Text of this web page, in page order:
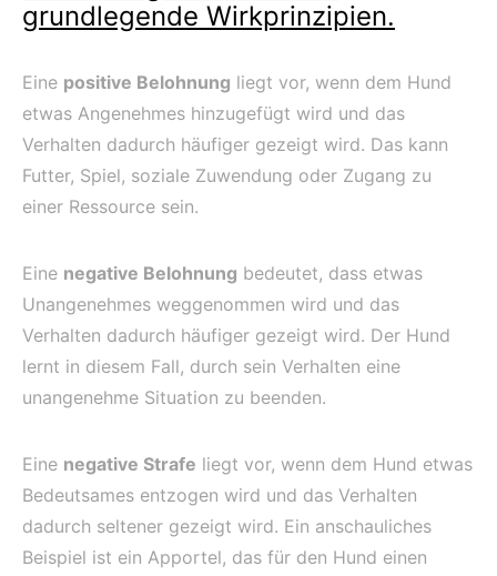
grundlegende Wirkprinzipien.
Eine positive Belohnung liegt vor, wenn dem Hund
etwas Angenehmes hinzugefügt wird und das
Verhalten dadurch häufiger gezeigt wird. Das kann
Futter, Spiel, soziale Zuwendung oder Zugang zu
einer Ressource sein.
Eine negative Belohnung bedeutet, dass etwas
Unangenehmes weggenommen wird und das
Verhalten dadurch häufiger gezeigt wird. Der Hund
lernt in diesem Fall, durch sein Verhalten eine
unangenehme Situation zu beenden.
Eine negative Strafe liegt vor, wenn dem Hund etwas
Bedeutsames entzogen wird und das Verhalten
dadurch seltener gezeigt wird. Ein anschauliches
Beispiel ist ein Apportel, das für den Hund einen